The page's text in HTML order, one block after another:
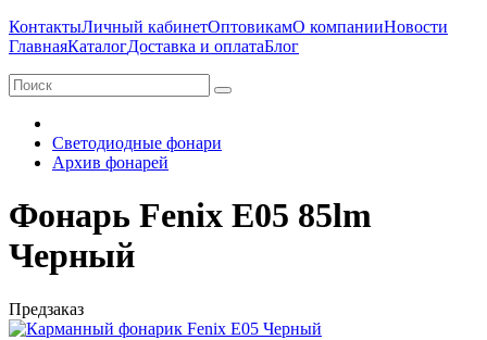
КонтактыЛичный кабинетОптовикамО компанииНовости
ГлавнаяКаталогДоставка и оплатаБлог
Светодиодные фонари
Архив фонарей
Фонарь Fenix Е05 85lm
Черный
Предзаказ